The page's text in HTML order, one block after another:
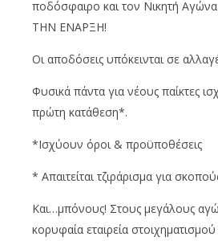
ποδόσφαιρο και τον Νικητή
ΤΗΝ ΕΝΑΡΞΗ!
Οι αποδόσεις υπόκεινται σε
Φυσικά πάντα για νέους παίκτες
πρώτη κατάθεση*.
*Ισχύουν όροι & προϋποθέσεις
* Απαιτείται τζιράρισμα για
Και…μπόνους! Στους μεγάλους
κορυφαία εταιρεία